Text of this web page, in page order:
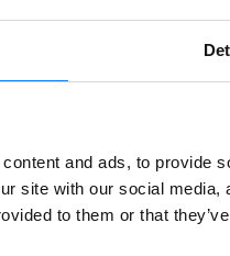
and ads, to provide
site with our social
to them or that
ALL RIGHTS RESERVED.